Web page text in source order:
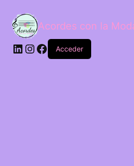
Acordes con la
Acceder